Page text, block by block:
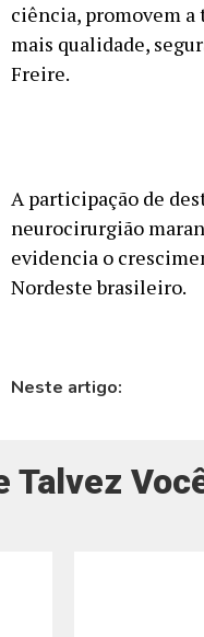
ciência, promovem a
mais qualidade,
Freire.
A participação de
neurocirurgião
evidencia o
Nordeste brasileiro.
Neste artigo:
Talvez